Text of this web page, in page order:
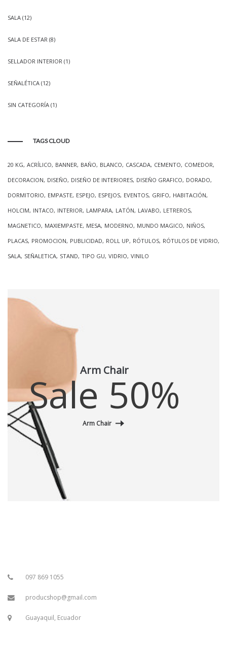
SALA (12)
SALA DE ESTAR (8)
SELLADOR INTERIOR (1)
SEÑALÉTICA (12)
SIN CATEGORÍA (1)
TAGS CLOUD
20 KG ACRÍLICO BANNER BAÑO BLANCO CASCADA CEMENTO COMEDOR
DECORACION DISEÑO DISEÑO DE INTERIORES DISEÑO GRAFICO DORADO
DORMITORIO EMPASTE ESPEJO ESPEJOS EVENTOS GRIFO HABITACIÓN
HOLCIM INTACO INTERIOR LAMPARA LATÓN LAVABO LETREROS
MAGNETICO MAXIEMPASTE MESA MODERNO MUNDO MAGICO NIÑOS
PLACAS PROMOCION PUBLICIDAD ROLL UP RÓTULOS RÓTULOS DE VIDRIO
SALA SEÑALETICA STAND TIPO GU VIDRIO VINILO
Arm Chair
Sale 50%
Arm Chair
097 869 1055
producshop@gmail.com
Guayaquil, Ecuador